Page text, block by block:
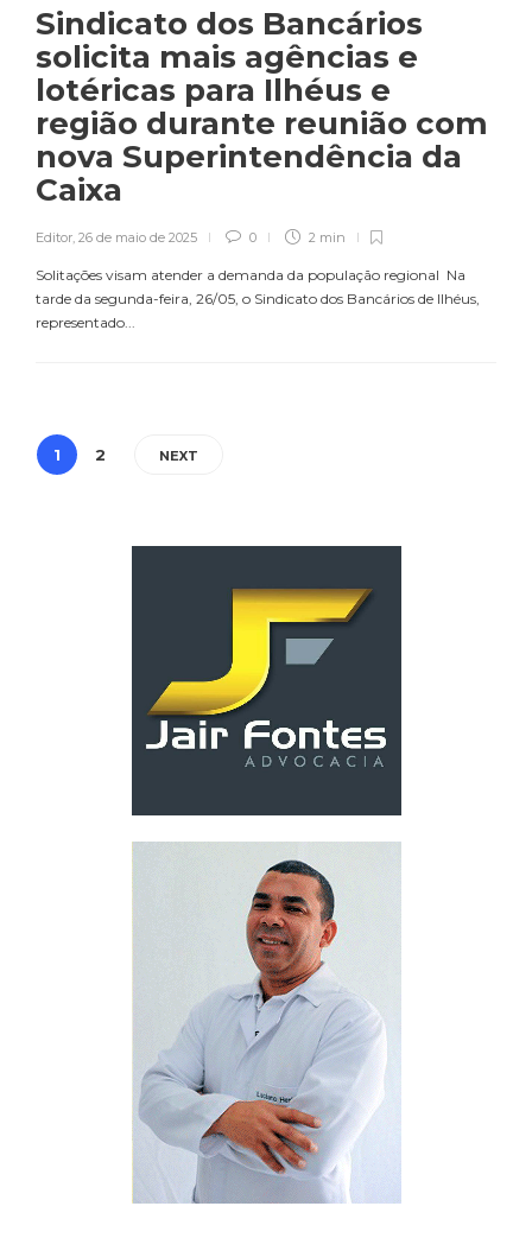
Sindicato dos Bancários
solicita mais agências e
lotéricas para Ilhéus e
região durante reunião com
nova Superintendência da
Caixa
Editor, 26 de maio de 2025 0 2 min
Solitações visam atender a demanda da população regional Na
tarde da segunda-feira, 26/05, o Sindicato dos Bancários de Ilhéus,
representado...
1 2 NEXT